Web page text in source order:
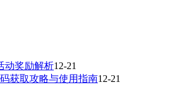
动奖励解析12-21
获取攻略与使用指南12-21